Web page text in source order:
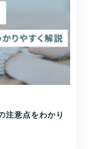
注意点をわかり